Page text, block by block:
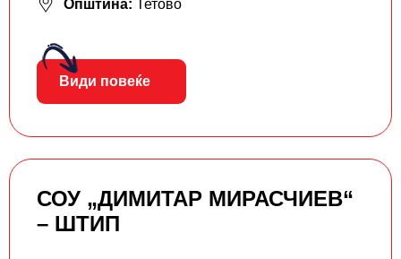
Општина: Тетово
Види повеќе
СОУ „ДИМИТАР МИРАСЧИЕВ“
– ШТИП